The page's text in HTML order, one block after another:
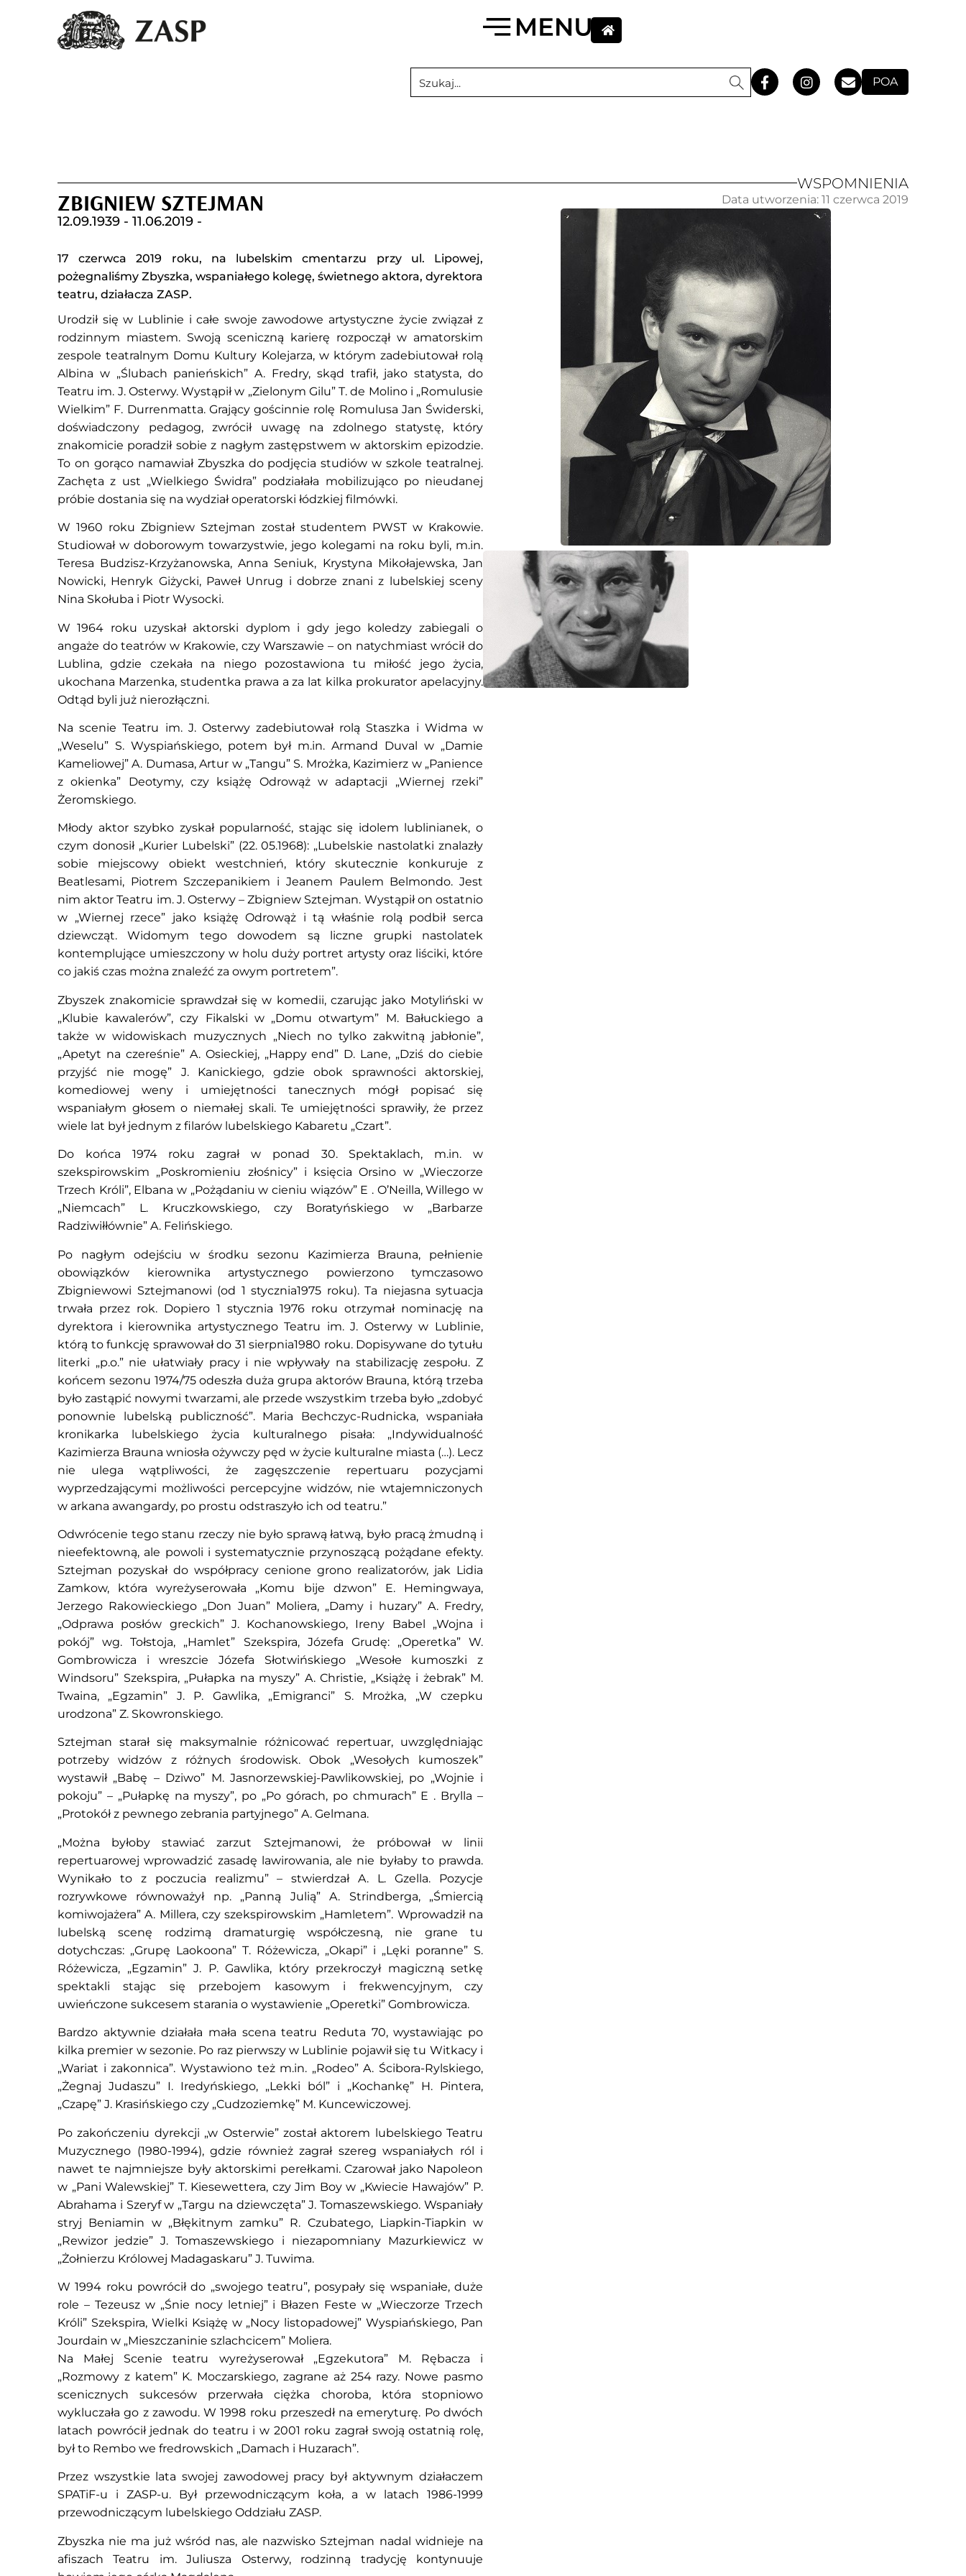
POA
WSPOMNIENIA
ZBIGNIEW SZTEJMAN
12.09.1939 - 11.06.2019 -
17 czerwca 2019 roku, na lubelskim cmentarzu przy ul. Lipowej,
pożegnaliśmy Zbyszka, wspaniałego kolegę, świetnego aktora, dyrektora
teatru, działacza ZASP.
Urodził się w Lublinie i całe swoje zawodowe artystyczne życie związał z
rodzinnym miastem. Swoją sceniczną karierę rozpoczął w amatorskim
zespole teatralnym Domu Kultury Kolejarza, w którym zadebiutował rolą
Albina w „Ślubach panieńskich” A. Fredry, skąd trafił, jako statysta, do
Teatru im. J. Osterwy. Wystąpił w „Zielonym Gilu” T. de Molino i „Romulusie
Wielkim” F. Durrenmatta. Grający gościnnie rolę Romulusa Jan Świderski,
doświadczony pedagog, zwrócił uwagę na zdolnego statystę, który
znakomicie poradził sobie z nagłym zastępstwem w aktorskim epizodzie.
To on gorąco namawiał Zbyszka do podjęcia studiów w szkole teatralnej.
Zachęta z ust „Wielkiego Świdra” podziałała mobilizująco po nieudanej
próbie dostania się na wydział operatorski łódzkiej filmówki.
W 1960 roku Zbigniew Sztejman został studentem PWST w Krakowie.
Studiował w doborowym towarzystwie, jego kolegami na roku byli, m.in.
Teresa Budzisz-Krzyżanowska, Anna Seniuk, Krystyna Mikołajewska, Jan
Nowicki, Henryk Giżycki, Paweł Unrug i dobrze znani z lubelskiej sceny
Nina Skołuba i Piotr Wysocki.
W 1964 roku uzyskał aktorski dyplom i gdy jego koledzy zabiegali o
angaże do teatrów w Krakowie, czy Warszawie – on natychmiast wrócił do
Lublina, gdzie czekała na niego pozostawiona tu miłość jego życia,
ukochana Marzenka, studentka prawa a za lat kilka prokurator apelacyjny.
Odtąd byli już nierozłączni.
Na scenie Teatru im. J. Osterwy zadebiutował rolą Staszka i Widma w
„Weselu” S. Wyspiańskiego, potem był m.in. Armand Duval w „Damie
Kameliowej” A. Dumasa, Artur w „Tangu” S. Mrożka, Kazimierz w „Panience
z okienka” Deotymy, czy książę Odrowąż w adaptacji „Wiernej rzeki”
Żeromskiego.
Młody aktor szybko zyskał popularność, stając się idolem lublinianek, o
czym donosił „Kurier Lubelski” (22. 05.1968): „Lubelskie nastolatki znalazły
sobie miejscowy obiekt westchnień, który skutecznie konkuruje z
Beatlesami, Piotrem Szczepanikiem i Jeanem Paulem Belmondo. Jest
nim aktor Teatru im. J. Osterwy – Zbigniew Sztejman. Wystąpił on ostatnio
w „Wiernej rzece” jako książę Odrowąż i tą właśnie rolą podbił serca
dziewcząt. Widomym tego dowodem są liczne grupki nastolatek
kontemplujące umieszczony w holu duży portret artysty oraz liściki, które
co jakiś czas można znaleźć za owym portretem”.
Zbyszek znakomicie sprawdzał się w komedii, czarując jako Motyliński w
„Klubie kawalerów”, czy Fikalski w „Domu otwartym” M. Bałuckiego a
także w widowiskach muzycznych „Niech no tylko zakwitną jabłonie”,
„Apetyt na czereśnie” A. Osieckiej, „Happy end” D. Lane, „Dziś do ciebie
przyjść nie mogę” J. Kanickiego, gdzie obok sprawności aktorskiej,
komediowej weny i umiejętności tanecznych mógł popisać się
wspaniałym głosem o niemałej skali. Te umiejętności sprawiły, że przez
wiele lat był jednym z filarów lubelskiego Kabaretu „Czart”.
Do końca 1974 roku zagrał w ponad 30. Spektaklach, m.in. w
szekspirowskim „Poskromieniu złośnicy” i księcia Orsino w „Wieczorze
Trzech Króli”, Elbana w „Pożądaniu w cieniu wiązów” E . O’Neilla, Willego w
„Niemcach” L. Kruczkowskiego, czy Boratyńskiego w „Barbarze
Radziwiłłównie” A. Felińskiego.
Po nagłym odejściu w środku sezonu Kazimierza Brauna, pełnienie
obowiązków kierownika artystycznego powierzono tymczasowo
Zbigniewowi Sztejmanowi (od 1 stycznia1975 roku). Ta niejasna sytuacja
trwała przez rok. Dopiero 1 stycznia 1976 roku otrzymał nominację na
dyrektora i kierownika artystycznego Teatru im. J. Osterwy w Lublinie,
którą to funkcję sprawował do 31 sierpnia1980 roku. Dopisywane do tytułu
literki „p.o.” nie ułatwiały pracy i nie wpływały na stabilizację zespołu. Z
końcem sezonu 1974/75 odeszła duża grupa aktorów Brauna, którą trzeba
było zastąpić nowymi twarzami, ale przede wszystkim trzeba było „zdobyć
ponownie lubelską publiczność”. Maria Bechczyc-Rudnicka, wspaniała
kronikarka lubelskiego życia kulturalnego pisała: „Indywidualność
Kazimierza Brauna wniosła ożywczy pęd w życie kulturalne miasta (…). Lecz
nie ulega wątpliwości, że zagęszczenie repertuaru pozycjami
wyprzedzającymi możliwości percepcyjne widzów, nie wtajemniczonych
w arkana awangardy, po prostu odstraszyło ich od teatru.”
Odwrócenie tego stanu rzeczy nie było sprawą łatwą, było pracą żmudną i
nieefektowną, ale powoli i systematycznie przynoszącą pożądane efekty.
Sztejman pozyskał do współpracy cenione grono realizatorów, jak Lidia
Zamkow, która wyreżyserowała „Komu bije dzwon” E. Hemingwaya,
Jerzego Rakowieckiego „Don Juan” Moliera, „Damy i huzary” A. Fredry,
„Odprawa posłów greckich” J. Kochanowskiego, Ireny Babel „Wojna i
pokój” wg. Tołstoja, „Hamlet” Szekspira, Józefa Grudę: „Operetka” W.
Gombrowicza i wreszcie Józefa Słotwińskiego „Wesołe kumoszki z
Windsoru” Szekspira, „Pułapka na myszy” A. Christie, „Książę i żebrak” M.
Twaina, „Egzamin” J. P. Gawlika, „Emigranci” S. Mrożka, „W czepku
urodzona” Z. Skowronskiego.
Sztejman starał się maksymalnie różnicować repertuar, uwzględniając
potrzeby widzów z różnych środowisk. Obok „Wesołych kumoszek”
wystawił „Babę – Dziwo” M. Jasnorzewskiej-Pawlikowskiej, po „Wojnie i
pokoju” – „Pułapkę na myszy”, po „Po górach, po chmurach” E . Brylla –
„Protokół z pewnego zebrania partyjnego” A. Gelmana.
„Można byłoby stawiać zarzut Sztejmanowi, że próbował w linii
repertuarowej wprowadzić zasadę lawirowania, ale nie byłaby to prawda.
Wynikało to z poczucia realizmu” – stwierdzał A. L. Gzella. Pozycje
rozrywkowe równoważył np. „Panną Julią” A. Strindberga, „Śmiercią
komiwojażera” A. Millera, czy szekspirowskim „Hamletem”. Wprowadził na
lubelską scenę rodzimą dramaturgię współczesną, nie grane tu
dotychczas: „Grupę Laokoona” T. Różewicza, „Okapi” i „Lęki poranne” S.
Różewicza, „Egzamin” J. P. Gawlika, który przekroczył magiczną setkę
spektakli stając się przebojem kasowym i frekwencyjnym, czy
uwieńczone sukcesem starania o wystawienie „Operetki” Gombrowicza.
Bardzo aktywnie działała mała scena teatru Reduta 70, wystawiając po
kilka premier w sezonie. Po raz pierwszy w Lublinie pojawił się tu Witkacy i
„Wariat i zakonnica”. Wystawiono też m.in. „Rodeo” A. Ścibora-Rylskiego,
„Żegnaj Judaszu” I. Iredyńskiego, „Lekki ból” i „Kochankę” H. Pintera,
„Czapę” J. Krasińskiego czy „Cudzoziemkę” M. Kuncewiczowej.
Po zakończeniu dyrekcji „w Osterwie” został aktorem lubelskiego Teatru
Muzycznego (1980-1994), gdzie również zagrał szereg wspaniałych ról i
nawet te najmniejsze były aktorskimi perełkami. Czarował jako Napoleon
w „Pani Walewskiej” T. Kiesewettera, czy Jim Boy w „Kwiecie Hawajów” P.
Abrahama i Szeryf w „Targu na dziewczęta” J. Tomaszewskiego. Wspaniały
stryj Beniamin w „Błękitnym zamku” R. Czubatego, Liapkin-Tiapkin w
„Rewizor jedzie” J. Tomaszewskiego i niezapomniany Mazurkiewicz w
„Żołnierzu Królowej Madagaskaru” J. Tuwima.
W 1994 roku powrócił do „swojego teatru”, posypały się wspaniałe, duże
role – Tezeusz w „Śnie nocy letniej” i Błazen Feste w „Wieczorze Trzech
Króli” Szekspira, Wielki Książę w „Nocy listopadowej” Wyspiańskiego, Pan
Jourdain w „Mieszczaninie szlachcicem” Moliera.
Na Małej Scenie teatru wyreżyserował „Egzekutora” M. Rębacza i
„Rozmowy z katem” K. Moczarskiego, zagrane aż 254 razy. Nowe pasmo
scenicznych sukcesów przerwała ciężka choroba, która stopniowo
wykluczała go z zawodu. W 1998 roku przeszedł na emeryturę. Po dwóch
latach powrócił jednak do teatru i w 2001 roku zagrał swoją ostatnią rolę,
był to Rembo we fredrowskich „Damach i Huzarach”.
Przez wszystkie lata swojej zawodowej pracy był aktywnym działaczem
SPATiF-u i ZASP-u. Był przewodniczącym koła, a w latach 1986-1999
przewodniczącym lubelskiego Oddziału ZASP.
Zbyszka nie ma już wśród nas, ale nazwisko Sztejman nadal widnieje na
afiszach Teatru im. Juliusza Osterwy, rodzinną tradycję kontynuuje
Data utworzenia: 11 czerwca 2019